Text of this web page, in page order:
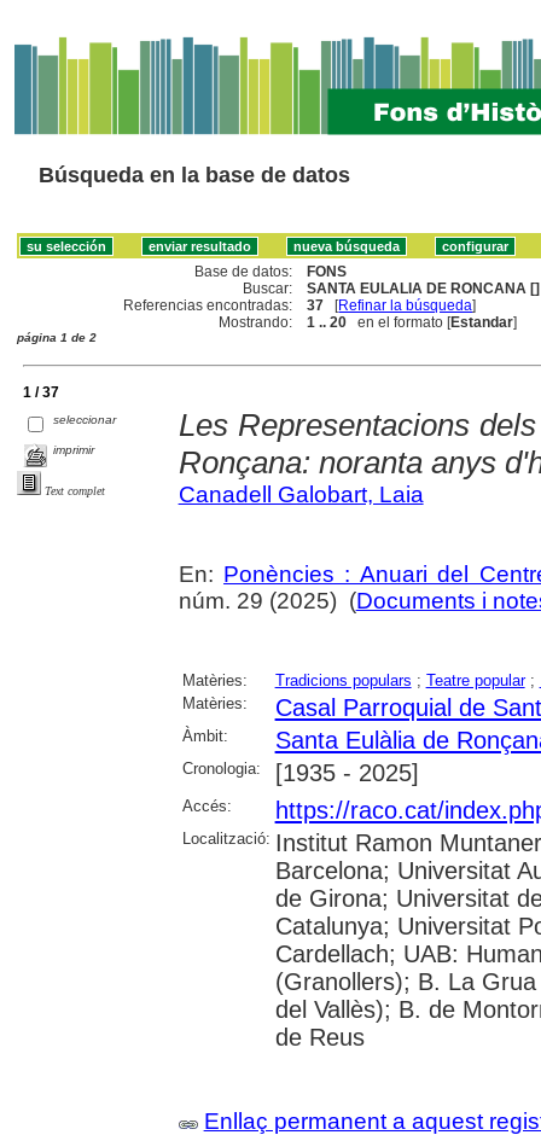
Búsqueda en la base de datos
Base de datos:
FONS
Buscar:
SANTA EULALIA DE RONCANA []
Referencias encontradas:
37 [Refinar la búsqueda]
Mostrando:
1 .. 20 en el formato [Estandar]
página 1 de 2
1 / 37
seleccionar
imprimir
Text complet
Les Representacions
Ronçana: noranta anys
Canadell Galobart, Laia
En: Ponències : Anuari del
núm. 29 (2025) (Documents i
Matèries: Tradicions populars ; Teatre popular;
Matèries:
Casal Parroquial de
Àmbit: Santa Eulàlia de
Cronologia: [1935 - 2025]
Accés: https://raco.cat/
Localització: Institut Ramon
Barcelona; Universitat
de Girona; Universitat
Catalunya; Universitat
Cardellach; UAB:
(Granollers); B. La
del Vallès); B. de
de Reus
Enllaç permanent a aquest